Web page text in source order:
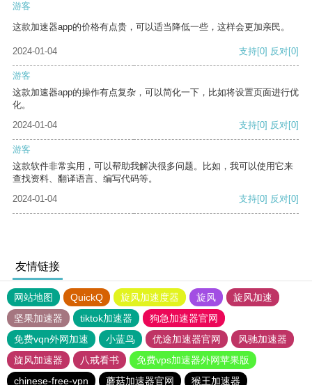
游客
这款加速器app的价格有点贵，可以适当降低一些，这样会更加亲民。
2024-01-04 支持[0] 反对[0]
游客
这款加速器app的操作有点复杂，可以简化一下，比如将设置页面进行优
化。
2024-01-04
支持[0] 反对[0]
游客
这款软件非常实用，可以帮助我解决很多问题。比如，我可以使用它来
查找资料、翻译语言、编写代码等。
2024-01-04
支持[0] 反对[0]
友情链接
网站地图 QuickQ 旋风加速度器 旋风
旋风加速
坚果加速器
tiktok加速器
狗急加速器官网
免费vqn外网加速
小蓝鸟 优途加速器官网
风驰加速器
旋风加速器
八戒看书
免费vps加速器外网苹果版
chinese-free-vpn
蘑菇加速器官网 猴王加速器